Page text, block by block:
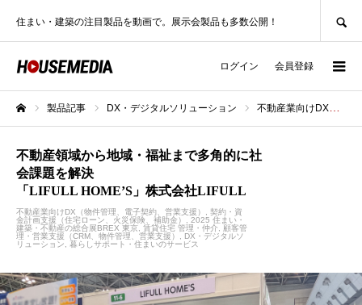
住まい・建築の注目製品を動画で。展示会製品も多数公開！
ログイン 会員登録
製品記事 DX・デジタルソリューション 不動産業向けDX（物件管理、電子契約、営業支援）
不動産領域から地域・福祉まで多角的に社
会課題を解決
「LIFULL HOME’S」株式会社LIFULL
不動産業向けDX（物件管理、電子契約、営業支援）
契約・資
金計画支援（住宅ローン、火災保険、補助金）
2025 住まい・
建築・不動産の総合展BREX 東京 賃貸住宅 管理・仲介
顧客管
理・営業支援（CRM、物件管理、営業支援）
DX・デジタルソ
リューション
暮らしサポート・住まいのサービス